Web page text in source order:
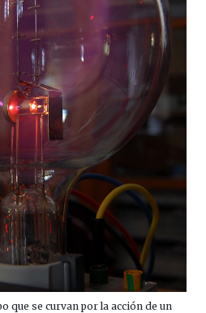
que se curvan por la acción de un